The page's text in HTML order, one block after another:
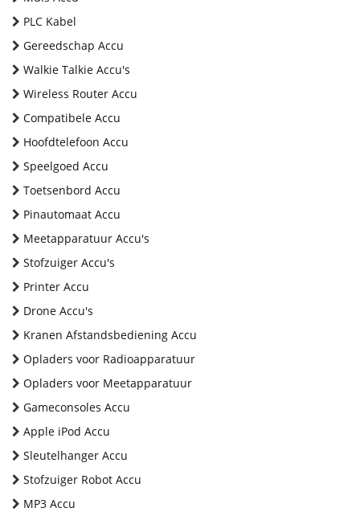
PLC Kabel
Gereedschap Accu
Walkie Talkie Accu's
Wireless Router Accu
Compatibele Accu
Hoofdtelefoon Accu
Speelgoed Accu
Toetsenbord Accu
Pinautomaat Accu
Meetapparatuur Accu's
Stofzuiger Accu's
Printer Accu
Drone Accu's
Kranen Afstandsbediening Accu
Opladers voor Radioapparatuur
Opladers voor Meetapparatuur
Gameconsoles Accu
Apple iPod Accu
Sleutelhanger Accu
Stofzuiger Robot Accu
MP3 Accu